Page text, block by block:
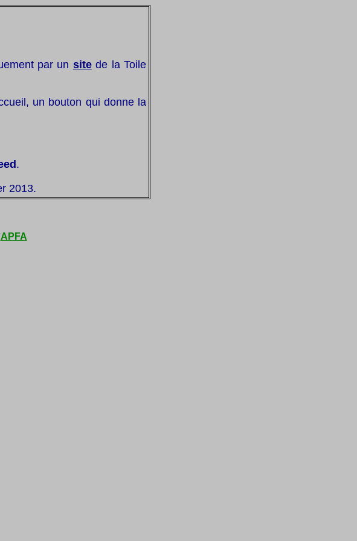
par un sitede la Toile
un bouton qui donne la
.
2013.
APFA